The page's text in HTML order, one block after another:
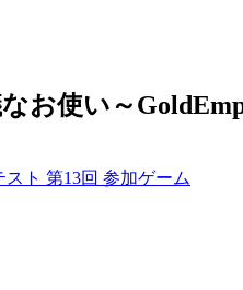
お使い～
ト 第13回 参加ゲーム